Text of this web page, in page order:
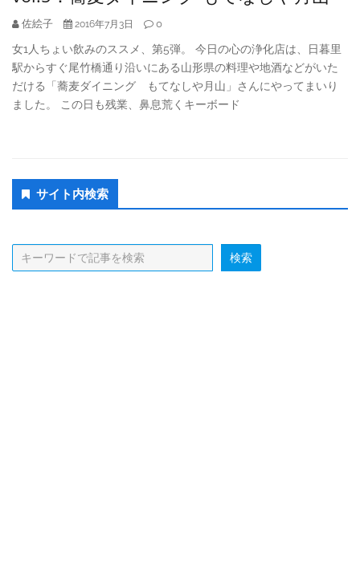
佐絵子 2016年7月3日 0
女1人ちょい飲みのススメ、第5弾。 今日の心の浄化店は、日暮里
駅からすぐ尾竹橋通り沿いにある山形県の料理や地酒などがいた
だける「蕎麦ダイニング もてなしや月山」さんにやってまいり
ました。 この日も残業、鼻息荒くキーボード
Secondary
Sidebar
サイト内検索